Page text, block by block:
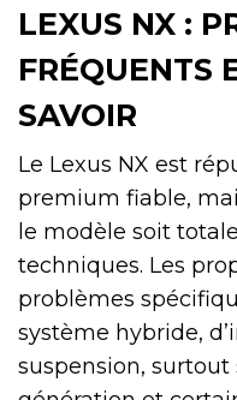
LEXUS NX :
FRÉQUENTS
SAVOIR
Le Lexus NX est
premium fiable,
le modèle soit
techniques. Les
problèmes
système hybride,
suspension,